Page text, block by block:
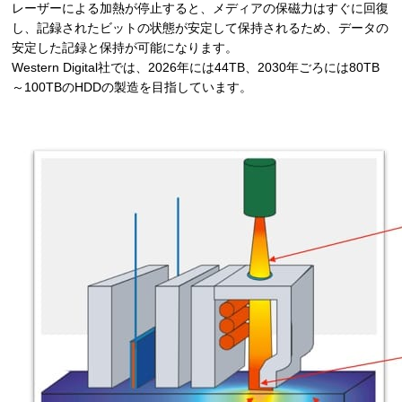
レーザーによる加熱が停止すると、メディアの保磁力はすぐに回復
し、記録されたビットの状態が安定して保持されるため、データの
安定した記録と保持が可能になります。
Western Digital社では、2026年には44TB、2030年ごろには80TB
～100TBのHDDの製造を目指しています。